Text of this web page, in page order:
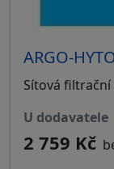
ARGO-
Sítová filtrační
u dodavatele
2 759 Kč